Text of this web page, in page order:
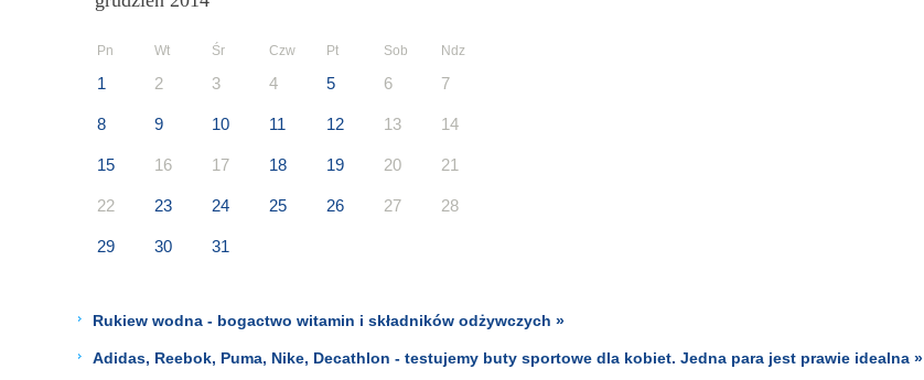
Pn Wt Śr Czw Pt Sob Ndz
1 2 3 4 5 6 7
8 9 10 11 12 13 14
15 16 17 18 19 20 21
22 23 24 25 26 27 28
29 30 31
Rukiew wodna - bogactwo witamin i składników odżywczych »
Adidas, Reebok, Puma, Nike, Decathlon - testujemy buty sportowe dla kobiet. Jedna para jest prawie idealna »